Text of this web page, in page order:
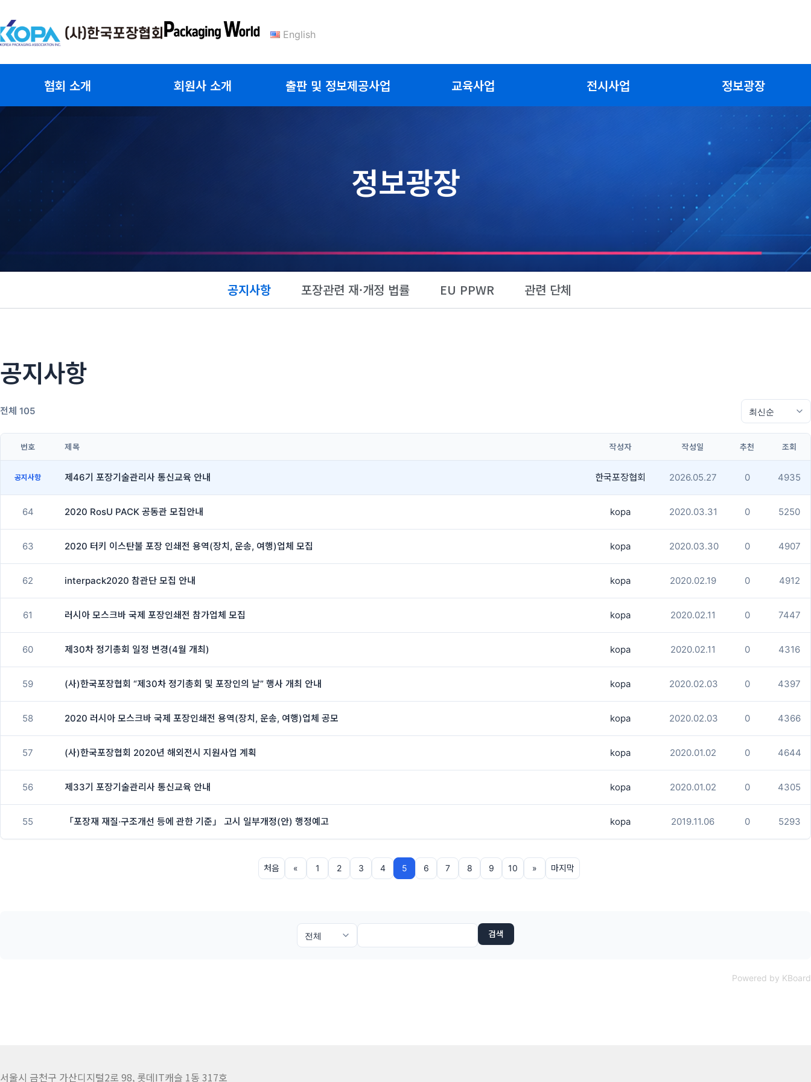
텐
츠
English
협회 소개 회원사 소개 출판 및 정보제공사업 교육사업 전시사업 정보광장
정보광장
공지사항 포장관련 재·개정 법률 EU PPWR 관련 단체
공지사항
전체 105
번호 제목 작성자 작성일 추천 조회
공지사항 제46기 포장기술관리사 통신교육 안내 한국포장협회 2026.05.27 0 4935
64 2020 RosU PACK 공동관 모집안내 kopa 2020.03.31 0 5250
63 2020 터키 이스탄불 포장 인쇄전 용역(장치, 운송, 여행)업체 모집 kopa 2020.03.30 0 4907
62 interpack2020 참관단 모집 안내 kopa 2020.02.19 0 4912
61 러시아 모스크바 국제 포장인쇄전 참가업체 모집 kopa 2020.02.11 0 7447
60 제30차 정기총회 일정 변경(4월 개최) kopa 2020.02.11 0 4316
59 (사)한국포장협회 “제30차 정기총회 및 포장인의 날” 행사 개최 안내 kopa 2020.02.03 0 4397
58 2020 러시아 모스크바 국제 포장인쇄전 용역(장치, 운송, 여행)업체 공모 kopa 2020.02.03 0 4366
57 (사)한국포장협회 2020년 해외전시 지원사업 계획 kopa 2020.01.02 0 4644
56 제33기 포장기술관리사 통신교육 안내 kopa 2020.01.02 0 4305
55 「포장재 재질·구조개선 등에 관한 기준」 고시 일부개정(안) 행정예고 kopa 2019.11.06 0 5293
처음 « 1 2 3 4 5 6 7 8 9 10 » 마지막
검색
Powered by KBoard
서울시 금천구 가산디지털2로 98, 롯데IT캐슬 1동 317호